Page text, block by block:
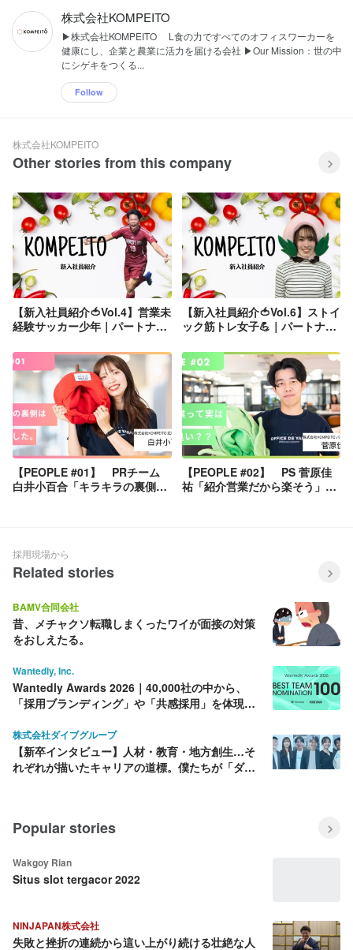
株式会社KOMPEITO
▶株式会社KOMPEITO L食の力ですべてのオフィスワーカーを
健康にし、企業と農業に活力を届ける会社 ▶Our Mission：世の中
にシゲキをつくる...
Follow
株式会社KOMPEITO
Other stories from this company
【新入社員紹介🍅Vol.4】営業未
経験サッカー少年｜パートナー
【新入社員紹介🍅Vol.6】ストイ
ック筋トレ女子💪｜パートナー
【PEOPLE #01】 PRチーム
白井小百合「キラキラの裏側は
【PEOPLE #02】 PS 菅原佳
祐「紹介営業だから楽そう」は
採用現場から
Related stories
BAMV合同会社
昔、メチャクソ転職しまくったワイが面接の対策
をおしえたる。
Wantedly, Inc.
Wantedly Awards 2026｜40,000社の中から、
「採用ブランディング」や「共感採用」を体現す
株式会社ダイブグループ
【新卒インタビュー】人材・教育・地方創生…そ
れぞれが描いたキャリアの道標。僕たちが「ダイ
Popular stories
Wakgoy Rian
Situs slot tergacor 2022
NINJAPAN株式会社
失敗と挫折の連続から這い上がり続ける壮絶な人